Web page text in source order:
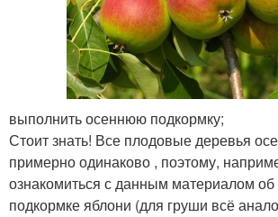
выполнить осеннюю подкормку;
Стоит знать! Все плодовые деревья
примерно одинаково , поэтому,
ознакомиться с данным материалом об
подкормке яблони (для груши всё